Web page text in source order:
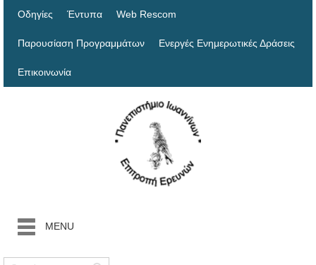
Οδηγίες Έντυπα Web Rescom
Παρουσίαση Προγραμμάτων Ενεργές Ενημερωτικές Δράσεις
Επικοινωνία
MENU